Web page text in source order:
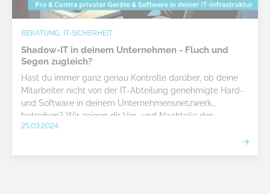
BERATUNG, IT-SICHERHEIT
Shadow-IT in deinem Unternehmen - Fluch und
Segen zugleich?
Hast du immer ganz genau Kontrolle darüber, ob deine
Mitarbeiter nicht von der IT-Abteilung genehmigte Hard-
und Software in deinem Unternehmensnetzwerk
betreiben? Wir zeigen dir Vor- und Nachteile der
sogenannten Shadow-IT.
25.03.2024